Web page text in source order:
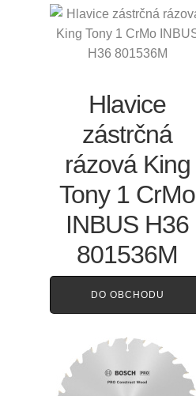
Hlavice
zástrčná
rázová King
Tony 1 CrMo
INBUS H36
801536M
DO OBCHODU